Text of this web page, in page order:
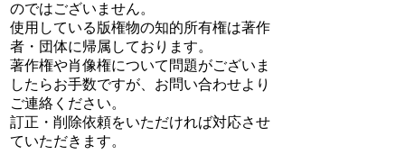
のではございません。
使用している版権物の知的所有権は著作
者・団体に帰属しております。
著作権や肖像権について問題がございま
したらお手数ですが、お問い合わせより
ご連絡ください。
訂正・削除依頼をいただければ対応させ
ていただきます。